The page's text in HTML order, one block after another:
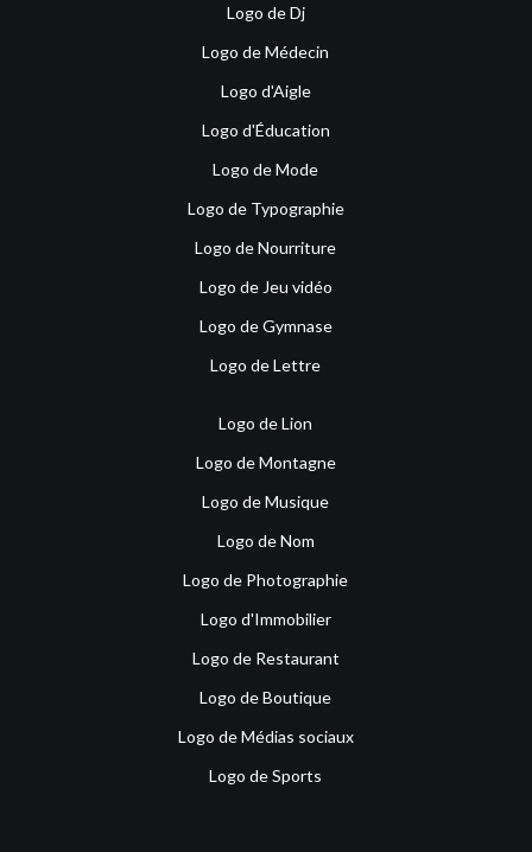
Logo de Dj
Logo de Médecin
Logo d'Aigle
Logo d'Éducation
Logo de Mode
Logo de Typographie
Logo de Nourriture
Logo de Jeu vidéo
Logo de Gymnase
Logo de Lettre
Logo de Lion
Logo de Montagne
Logo de Musique
Logo de Nom
Logo de Photographie
Logo d'Immobilier
Logo de Restaurant
Logo de Boutique
Logo de Médias sociaux
Logo de Sports